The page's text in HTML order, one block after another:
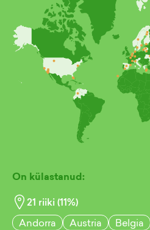
On külastanud:
21 riiki (11%)
Andorra
Austria Belgia